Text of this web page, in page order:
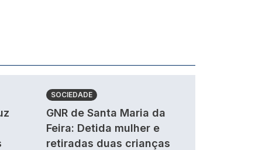
SOCIEDADE
GNR de Santa Maria da
Feira: Detida mulher e
retiradas duas crianças